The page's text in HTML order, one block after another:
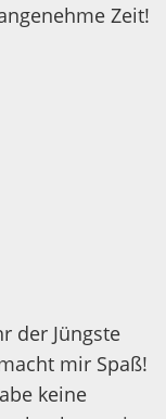
Zeit!
der Jüngste
mir Spaß!
keine